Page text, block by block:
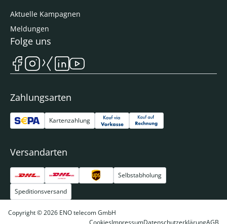
Aktuelle Kampagnen
Meldungen
Zahlungsarten
Kartenzahlung
Versandarten
Selbstabholung
Speditionsversand
Folge uns
Copyright © 2026 ENO telecom GmbH